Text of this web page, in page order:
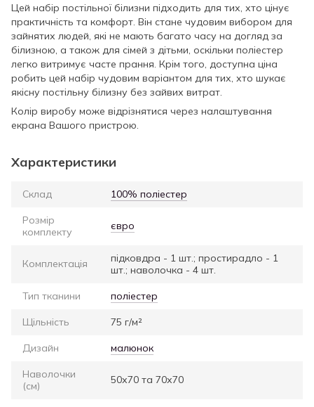
Цей набір постільної білизни підходить для тих, хто цінує
практичність та комфорт. Він стане чудовим вибором для
зайнятих людей, які не мають багато часу на догляд за
білизною, а також для сімей з дітьми, оскільки поліестер
легко витримує часте прання. Крім того, доступна ціна
робить цей набір чудовим варіантом для тих, хто шукає
якісну постільну білизну без зайвих витрат.
Колір виробу може відрізнятися через налаштування
екрана Вашого пристрою.
Характеристики
Склад 100% поліестер
Розмір
комплекту
євро
Комплектація
підковдра - 1 шт.; простирадло - 1
шт.; наволочка - 4 шт.
Тип тканини поліестер
Щільність 75 г/м²
Дизайн малюнок
Наволочки
(см)
50х70 та 70х70